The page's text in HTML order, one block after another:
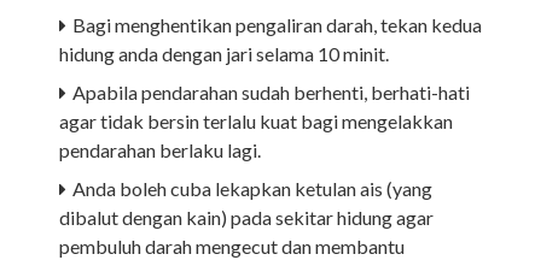
Bagi menghentikan pengaliran darah, tekan kedua
hidung anda dengan jari selama 10 minit.
Apabila pendarahan sudah berhenti, berhati-hati
agar tidak bersin terlalu kuat bagi mengelakkan
pendarahan berlaku lagi.
Anda boleh cuba lekapkan ketulan ais (yang
dibalut dengan kain) pada sekitar hidung agar
pembuluh darah mengecut dan membantu